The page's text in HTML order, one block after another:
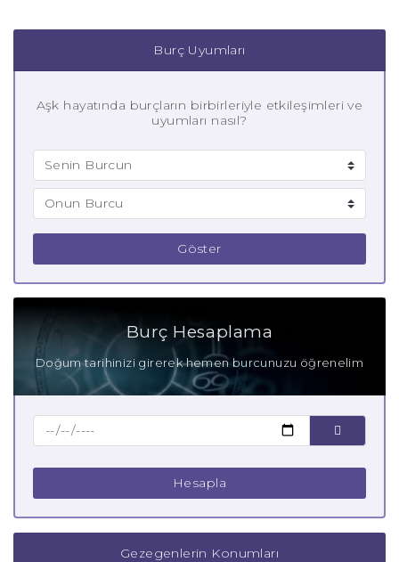
Burç Uyumları
Aşk hayatında burçların birbirleriyle etkileşimleri ve
uyumları nasıl?
Göster
Burç Hesaplama
Doğum tarihinizi girerek hemen burcunuzu öğrenelim
Hesapla
Gezegenlerin Konumları